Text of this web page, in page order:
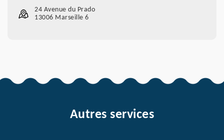
24 Avenue du Prado
13006 Marseille 6
Autres services